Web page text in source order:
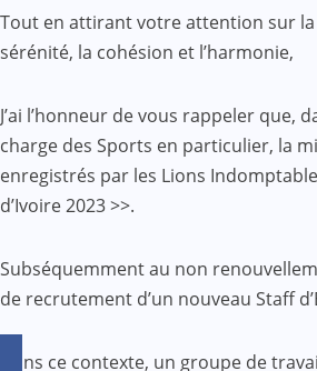
Tout en attirant votre attention sur la
sérénité, la cohésion et l’harmonie,
J’ai l’honneur de vous rappeler
charge des Sports en particulier, la
enregistrés par les Lions
d’Ivoire 2023 >>.
Subséquemment au non
de recrutement d’un nouveau Staff
Dans ce contexte, un groupe de